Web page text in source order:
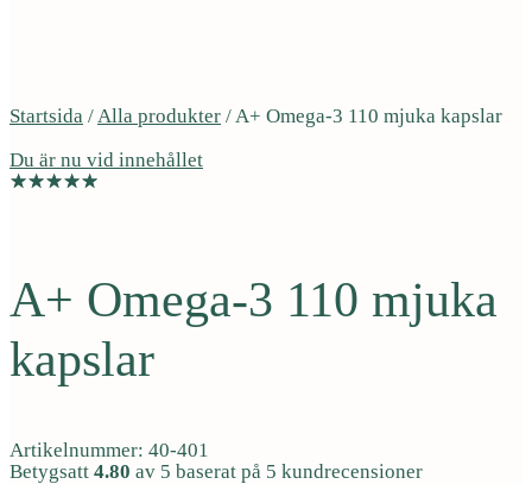
Startsida / Alla produkter / A+ Omega-3 110 mjuka kapslar
Du är nu vid innehållet
A+ Omega-3 110 mjuka
kapslar
Artikelnummer: 40-401
Betygsatt 4.80 av 5 baserat på 5 kundrecensioner